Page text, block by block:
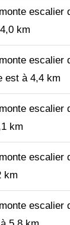
escalier
km
escalier
est à 4,4 km
escalier
km
escalier
km
escalier